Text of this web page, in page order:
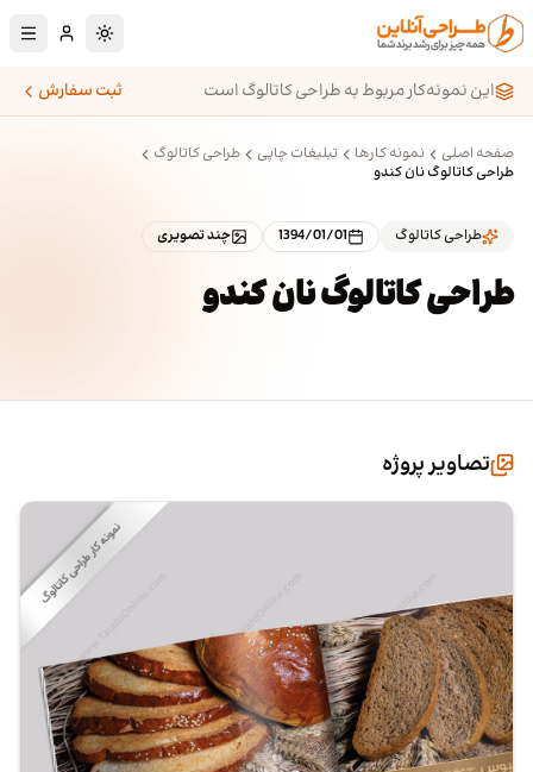
پرش به محتوای اصلی
تغییر به حالت
این نمونه‌کار مربوط به طراحی کاتالوگ است
ثبت سفارش
صفحه اصلی نمونه کارها تبلیغات چاپی
طراحی کاتالوگ
طراحی کاتالوگ نان کندو
طراحی کاتالوگ 1394/01/01 چند تصویری
طراحی کاتالوگ نان کندو
تصاویر پروژه